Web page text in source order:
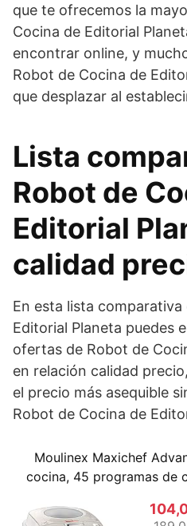
que te ofrecemos la
Cocina de Editorial
encontrar online, y
Robot de Cocina de
que desplazar al
Lista
Robot de
Editorial
calidad
En esta lista
Editorial Planeta puedes
ofertas de Robot de
en relación calidad
el precio más asequible
Robot de Cocina de
Moulinex Maxichef
cocina, 45 programas de